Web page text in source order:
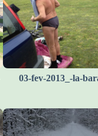
03-fev-2013_-la-